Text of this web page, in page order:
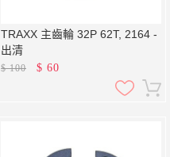
TRAXX 主齒輪 32P 62T, 2164 -
出清
$100 $ 60